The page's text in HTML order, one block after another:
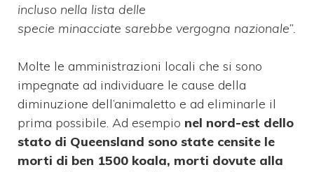
incluso nella lista delle
specie minacciate sarebbe vergogna nazionale”.
Molte le amministrazioni locali che si sono
impegnate ad individuare le cause della
diminuzione dell’animaletto e ad eliminarle il
prima possibile. Ad esempio nel nord-est dello
stato di Queensland sono state censite le
morti di ben 1500 koala, morti dovute alla